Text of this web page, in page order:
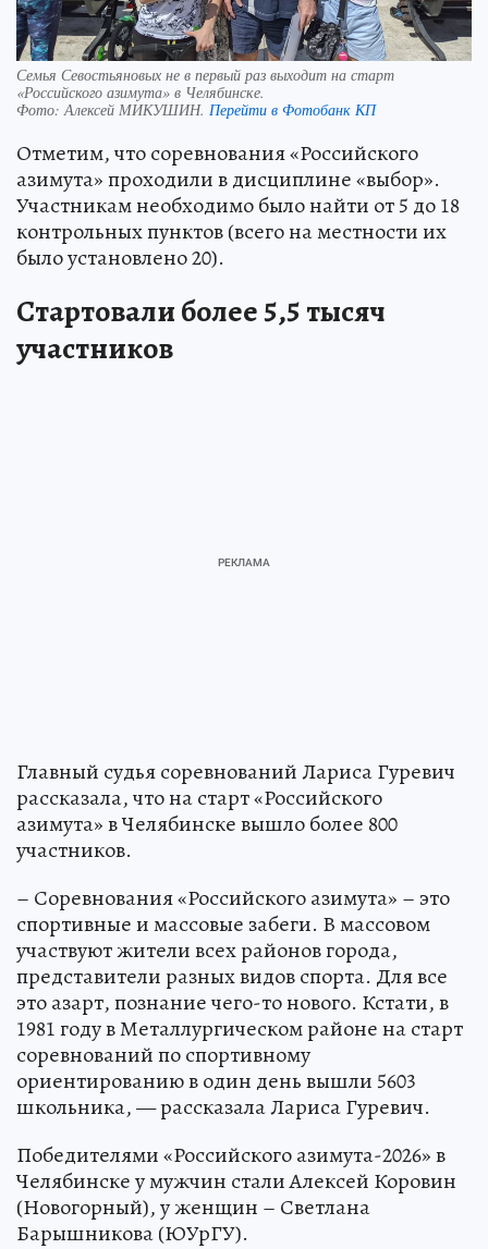
Семья Севостьяновых не в первый раз выходит на старт
«Российского азимута» в Челябинске.
Фото: Алексей МИКУШИН. Перейти в Фотобанк КП
Отметим, что соревнования «Российского
азимута» проходили в дисциплине «выбор».
Участникам необходимо было найти от 5 до 18
контрольных пунктов (всего на местности их
было установлено 20).
Стартовали более 5,5 тысяч
участников
Главный судья соревнований Лариса Гуревич
рассказала, что на старт «Российского
азимута» в Челябинске вышло более 800
участников.
– Соревнования «Российского азимута» – это
спортивные и массовые забеги. В массовом
участвуют жители всех районов города,
представители разных видов спорта. Для все
это азарт, познание чего-то нового. Кстати, в
1981 году в Металлургическом районе на старт
соревнований по спортивному
ориентированию в один день вышли 5603
школьника, — рассказала Лариса Гуревич.
Победителями «Российского азимута-2026» в
Челябинске у мужчин стали Алексей Коровин
(Новогорный), у женщин – Светлана
Барышникова (ЮУрГУ).